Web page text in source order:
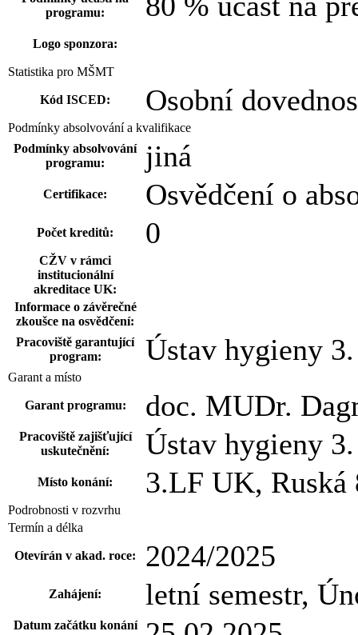
programu:
Logo sponzora:
Statistika pro MŠMT
Kód ISCED: Osobní
Podmínky absolvování a kvalifikace
Podmínky absolvování
programu:
jiná
Certifikace: Osvědčení o
Počet kreditů: 0
CŽV v rámci
institucionální
akreditace UK:
Informace o závěrečné
zkoušce na osvědčení:
Pracoviště garantující
program:
Ústav hygieny
Garant a místo
Garant programu: doc. MUDr.
Pracoviště zajišťující
uskutečnění:
Ústav hygieny
Místo konání: 3.LF UK, Ruská
Podrobnosti v rozvrhu
Termín a délka
Otevírán v akad. roce: 2024/2025
Zahájení: letní semestr,
Datum začátku konání